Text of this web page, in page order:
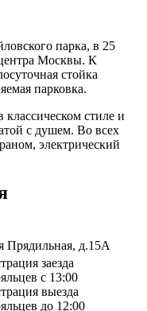
парка, в 25
Москвы. К
стойка
парковка.
стиле и
с душем. Во всех
электрический
Прядильная, д.15А
заезда
с 13:00
выезда
до 12:00